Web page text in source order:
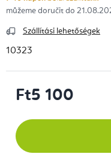
Szállítási lehetőségek
10323
Ft5 100